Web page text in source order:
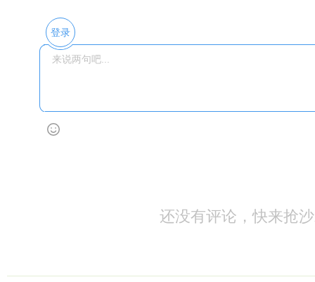
登录
还没有评论，快来抢